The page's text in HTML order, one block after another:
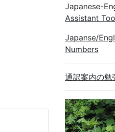
Japanese-
Assistant
Japanse/
Numbers
通訳案内の勉